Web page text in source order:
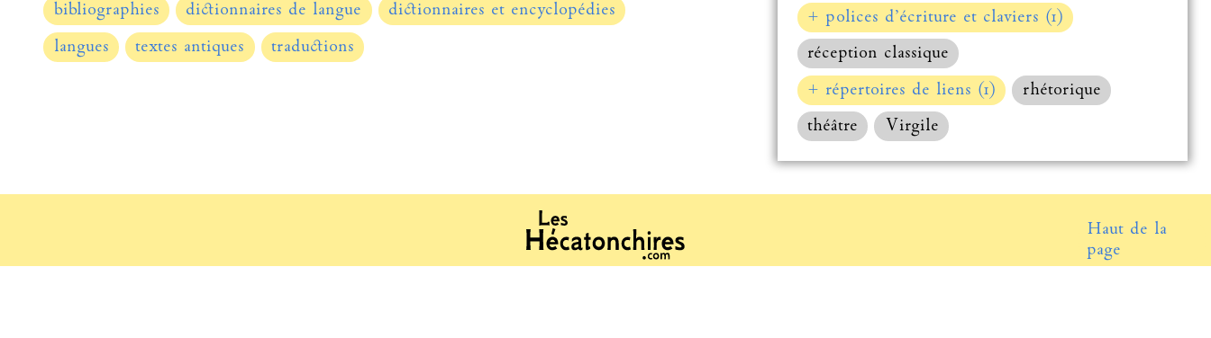
Haut de la
page
bibliographies dictionnaires de langue
dictionnaires et encyclopédies
langues
textes antiques traductions
+ polices d’écriture et claviers (1)
réception classique
+ répertoires de liens (1)
rhétorique
théâtre
Virgile